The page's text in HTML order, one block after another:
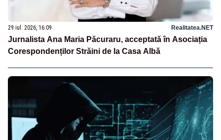
29 iul. 2026, 16:09 Realitatea.NET
Jurnalista Ana Maria Păcuraru, acceptată în Asociația
Corespondenților Străini de la Casa Albă